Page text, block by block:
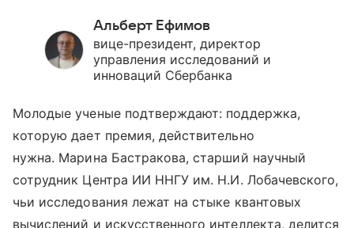
Альберт Ефимов
вице-президент, директор
управления исследований и
инноваций Сбербанка
Молодые ученые подтверждают: поддержка,
которую дает премия, действительно
нужна. Марина Бастракова, старший научный
сотрудник Центра ИИ ННГУ им. Н.И. Лобачевского,
чьи исследования лежат на стыке квантовых
вычислений и искусственного интеллекта, делится